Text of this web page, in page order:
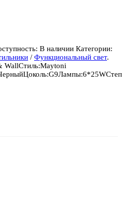
В наличии Категории:
/ Функциональный свет.
WallСтиль:Maytoni
Цоколь:G9Лампы:6*25W